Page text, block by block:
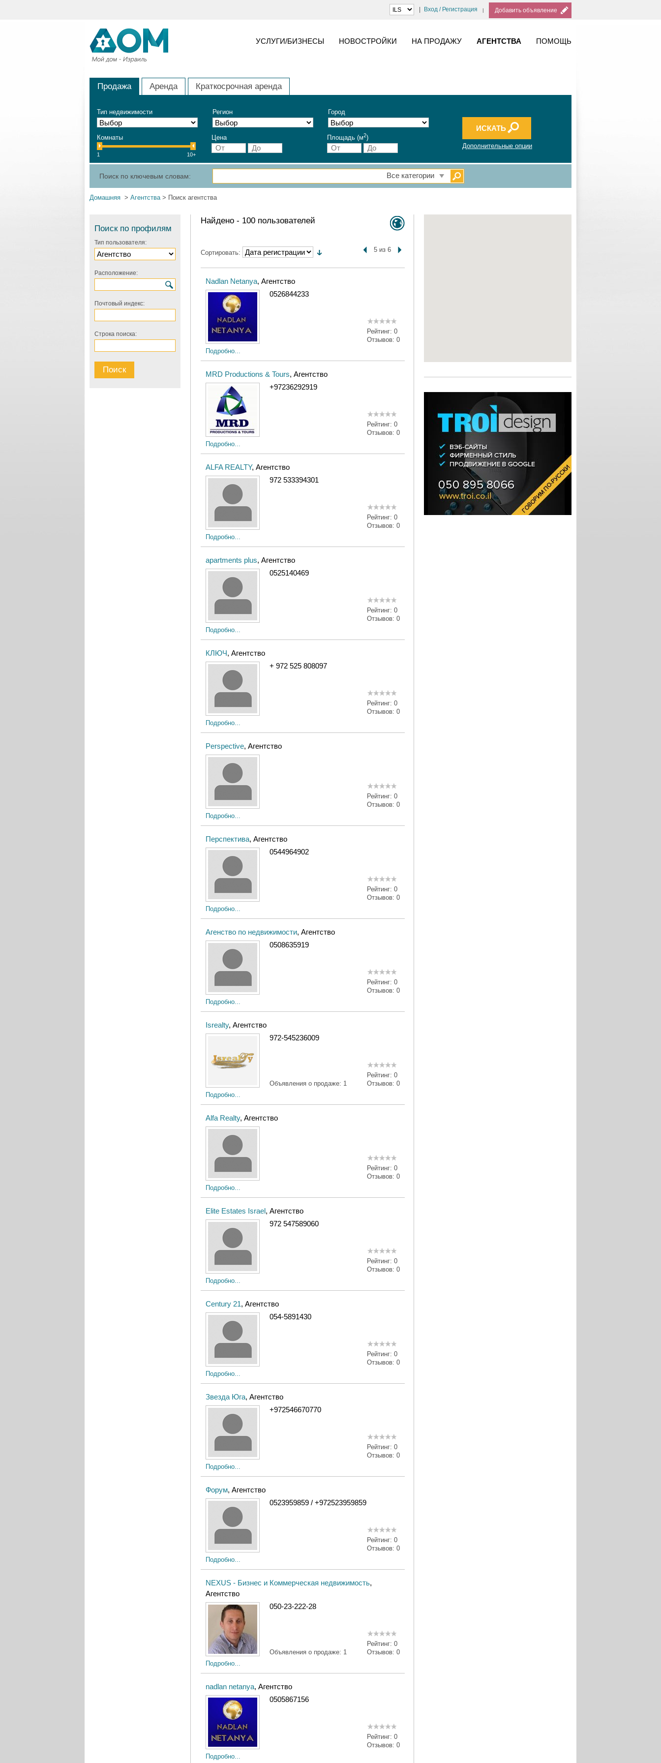
Вход / Регистрация Добавить объявление
УСЛУГИ/БИЗНЕСЫ НОВОСТРОЙКИ НА ПРОДАЖУ АГЕНТСТВА ПОМОЩЬ
Продажа Аренда Краткосрочная аренда
Дополнительные опции
Тип недвижимости Регион Город
Комнаты
1 10+
Цена Площадь (м2)
Все категории
Поиск по ключевым словам:
Домашняя > Агентства> Поиск агентства
Найдено - 100 пользователей
Сортировать: 5 из 6
Nadlan Netanya, Агентство
0526844233
Рейтинг: 0
Отзывов: 0
Подробно...
MRD Productions & Tours, Агентство
+97236292919
Рейтинг: 0
Отзывов: 0
Подробно...
ALFA REALTY, Агентство
972 533394301
Рейтинг: 0
Отзывов: 0
Подробно...
apartments plus, Агентство
0525140469
Рейтинг: 0
Отзывов: 0
Подробно...
КЛЮЧ, Агентство
+ 972 525 808097
Рейтинг: 0
Отзывов: 0
Подробно...
Perspective, Агентство
Рейтинг: 0
Отзывов: 0
Подробно...
Перспектива, Агентство
0544964902
Рейтинг: 0
Отзывов: 0
Подробно...
Агенство по недвижимости, Агентство
0508635919
Рейтинг: 0
Отзывов: 0
Подробно...
Isrealty, Агентство
972-545236009
Объявления о продаже: 1
Рейтинг: 0
Отзывов: 0
Подробно...
Alfa Realty, Агентство
Рейтинг: 0
Отзывов: 0
Подробно...
Elite Estates Israel, Агентство
972 547589060
Рейтинг: 0
Отзывов: 0
Подробно...
Century 21, Агентство
054-5891430
Рейтинг: 0
Отзывов: 0
Подробно...
Звезда Юга, Агентство
+972546670770
Рейтинг: 0
Отзывов: 0
Подробно...
Форум, Агентство
0523959859 / +972523959859
Рейтинг: 0
Отзывов: 0
Подробно...
NEXUS - Бизнес и Коммерческая недвижимость,
Агентство
050-23-222-28
Объявления о продаже: 1
Рейтинг: 0
Отзывов: 0
Подробно...
nadlan netanya, Агентство
0505867156
Рейтинг: 0
Отзывов: 0
Подробно...
Поиск по профилям
Тип пользователя:
Расположение:
Почтовый индекс:
Строка поиска: